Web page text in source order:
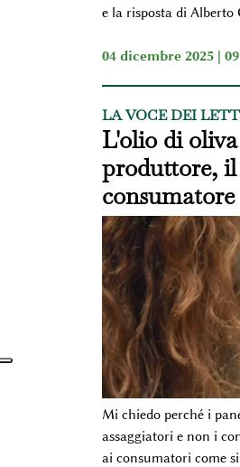
e la risposta di Alberto
04 dicembre 2025 |
LA VOCE DEI
L'olio di
produttore,
consumatore
Mi chiedo perché i
assaggiatori e non i
ai consumatori come